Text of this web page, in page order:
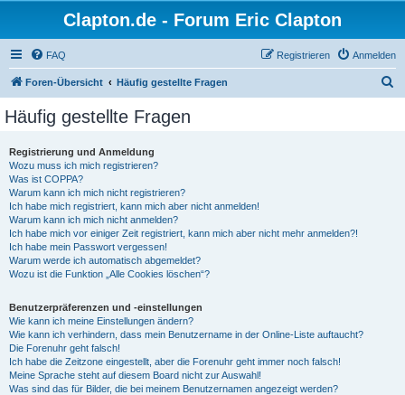
Clapton.de - Forum Eric Clapton
FAQ Anmelden
Registrieren
Foren-Übersicht Häufig gestellte Fragen
Häufig gestellte Fragen
Registrierung und Anmeldung
Wozu muss ich mich registrieren?
Was ist COPPA?
Warum kann ich mich nicht registrieren?
Ich habe mich registriert, kann mich aber nicht anmelden!
Warum kann ich mich nicht anmelden?
Ich habe mich vor einiger Zeit registriert, kann mich aber nicht mehr anmelden?!
Ich habe mein Passwort vergessen!
Warum werde ich automatisch abgemeldet?
Wozu ist die Funktion „Alle Cookies löschen“?
Benutzerpräferenzen und -einstellungen
Wie kann ich meine Einstellungen ändern?
Wie kann ich verhindern, dass mein Benutzername in der Online-Liste auftaucht?
Die Forenuhr geht falsch!
Ich habe die Zeitzone eingestellt, aber die Forenuhr geht immer noch falsch!
Meine Sprache steht auf diesem Board nicht zur Auswahl!
Was sind das für Bilder, die bei meinem Benutzernamen angezeigt werden?